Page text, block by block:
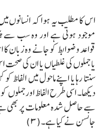
اس کا مطلب یہ ہوا کہ انسانوں
موجود ہوتی ہے اور وہ سب سے
قواعد وضوابط کو جانے وہ زبان
یا جملوں کی غلطیاں یا ان کی
سنتا رہا یا اپنے ماحول میں
دیکھا۔ اسی طرح الفاظ اورجملوں کو
سے حاصل شدہ معلومات پر بھی
جانسن نے کیا ہے۔(۳)